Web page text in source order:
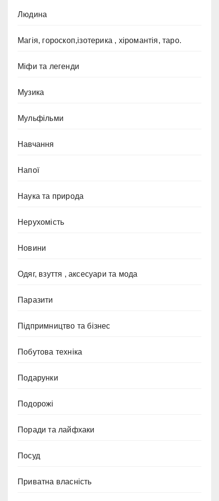
Людина
Магія, гороскоп,ізотерика , хіромантія, таро.
Міфи та легенди
Музика
Мульфільми
Навчання
Напої
Наука та природа
Нерухомість
Новини
Одяг, взуття , аксесуари та мода
Паразити
Підпримництво та бізнес
Побутова техніка
Подарунки
Подорожі
Поради та лайфхаки
Посуд
Приватна власність